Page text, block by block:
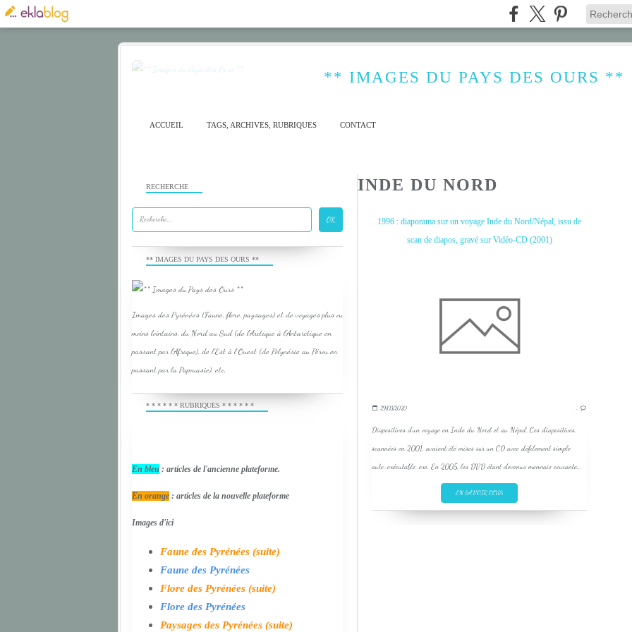
** IMAGES DU PAYS DES OURS **
ACCUEIL TAGS, ARCHIVES, RUBRIQUES CONTACT
INDE DU NORD
1996 : diaporama sur un voyage Inde du Nord/Népal, issu de
scan de diapos, gravé sur Vidéo-CD (2001)
29/03/2020 …
Diapositives d'un voyage en Inde du Nord et au Népal. Ces diapositives,
scannées en 2001, avaient été mises sur un CD avec défilement simple
auto-exécutable .exe. En 2005, les DVD étant devenus monnaie courante...
EN SAVOIR PLUS
RECHERCHE
** IMAGES DU PAYS DES OURS **
Images des Pyrénées (Faune, flore, paysages) et de voyages plus ou
moins lointains, du Nord au Sud (de l'Arctique à l'Antarctique en
passant par l'Afrique), de l'Est à l'Ouest (de Polynésie au Pérou en
passant par la Papouasie), etc.
* * * * * * RUBRIQUES * * * * * *
En bleu : articles de l'ancienne plateforme.
En orange : articles de la nouvelle plateforme
Images d'ici
Faune des Pyrénées (suite)
Faune des Pyrénées
Flore des Pyrénées (suite)
Flore des Pyrénées
Paysages des Pyrénées (suite)